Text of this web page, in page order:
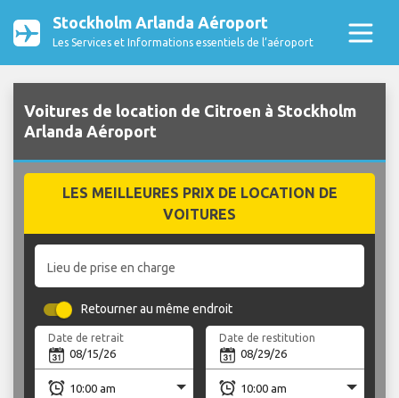
Stockholm Arlanda Aéroport
Les Services et Informations essentiels de l’aéroport
Voitures de location de Citroen à Stockholm
Arlanda Aéroport
LES MEILLEURES PRIX DE LOCATION DE
VOITURES
Lieu de prise en charge
Retourner au même endroit
Date de retrait Date de restitution